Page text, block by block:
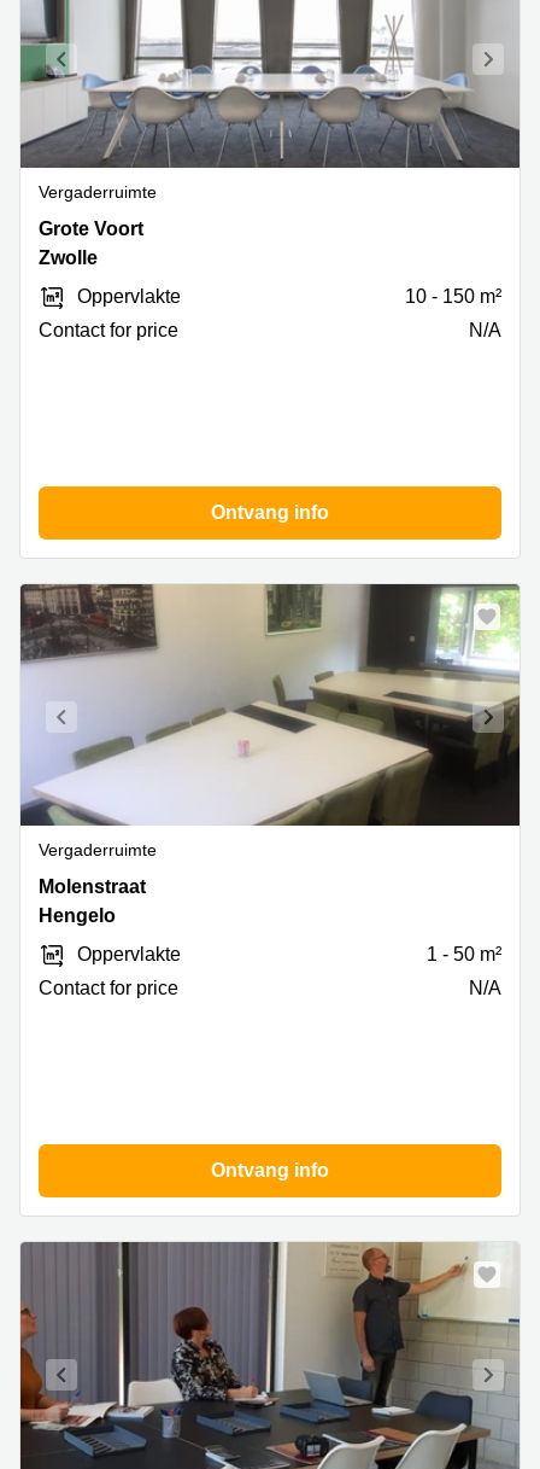
Vergaderruimte
Grote
Voort
A,
Zwolle
Grote Voort
Zwolle
Oppervlakte
10 - 150 m²
Contact for price
N/A
Ontvang info
Vergaderruimte
Molenstraat
20,
Molenstraat
Hengelo
Oppervlakte
1 - 50 m²
Contact for price
N/A
Ontvang info